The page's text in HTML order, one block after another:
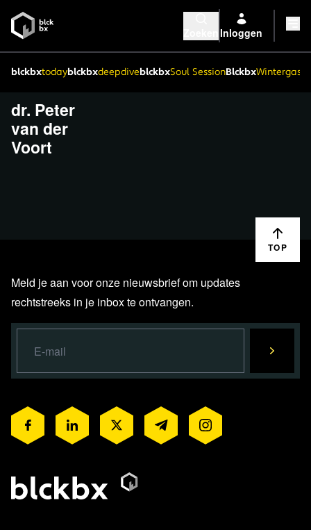
Inloggen
blckbxtodayblckbxdeepdiveblckbxSoul SessionBlckbx
dr. Peter
van der
Voort
TOP
Meld je aan voor onze nieuwsbrief om updates
rechtstreeks in je inbox te ontvangen.